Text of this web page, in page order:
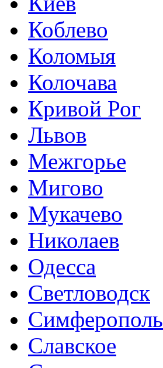
Коблево
Коломыя
Колочава
Кривой Рог
Львов
Межгорье
Мигово
Мукачево
Николаев
Одесса
Светловодск
Симферополь
Славское